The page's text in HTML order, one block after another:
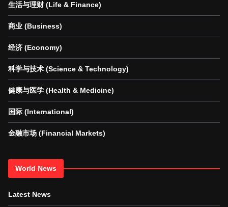
生活与理财 (Life & Finance)
商业 (Business)
经济 (Economy)
科学与技术 (Science & Technology)
健康与医学 (Health & Medicine)
国际 (International)
金融市场 (Financial Markets)
World News
Latest News